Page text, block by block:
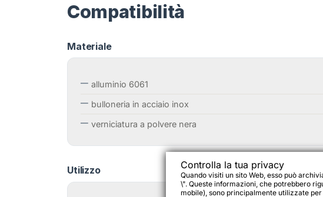
Compatibilità
Materiale
alluminio 6061
bulloneria in acciaio inox
verniciatura a polvere nera
Utilizzo Controlla la tua privacy
Quando visiti un sito Web, esso può
\". Queste informazioni, che potrebbero
mobile), sono principalmente utilizzate